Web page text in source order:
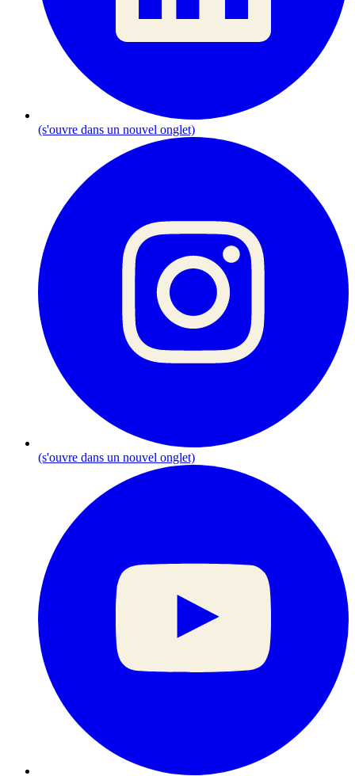
(s'ouvre dans un nouvel onglet)
(s'ouvre dans un nouvel onglet)